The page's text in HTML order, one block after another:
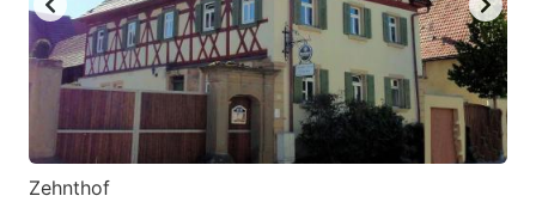
Zehnthof